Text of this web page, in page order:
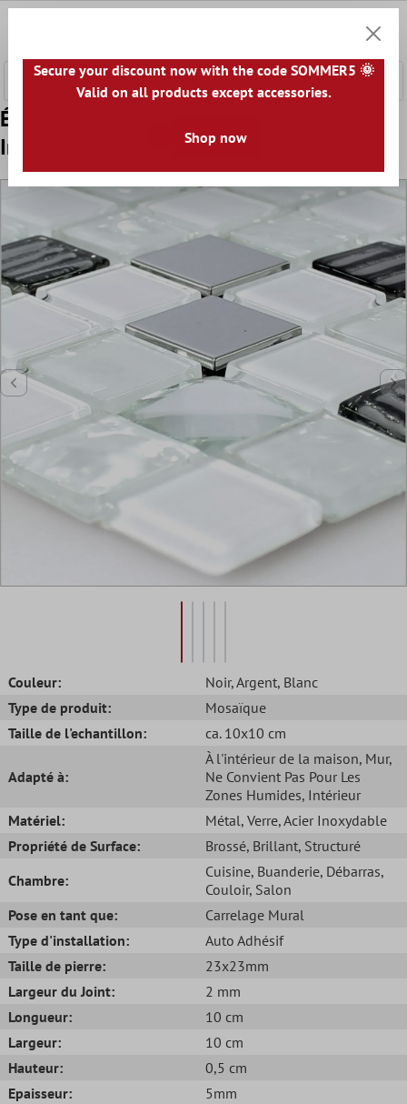
Panier
Échantillon Mosaïque Verre Acier
Inoxydable Auto Adhésif Blanc Argent
Couleur: Noir, Argent, Blanc
Type de produit:
Mosaïque
Taille de l'echantillon:
ca. 10x10 cm
Adapté à:
À l'intérieur de la maison, Mur,
Ne Convient Pas Pour Les
Zones Humides, Intérieur
Matériel:
Métal, Verre, Acier Inoxydable
Propriété de Surface:
Brossé, Brillant, Structuré
Chambre:
Cuisine, Buanderie, Débarras,
Couloir, Salon
Pose en tant que:
Carrelage Mural
Type d'installation:
Auto Adhésif
Taille de pierre:
23x23mm
Largeur du Joint:
2 mm
Longueur:
10 cm
Largeur:
10 cm
Hauteur:
0,5 cm
Epaisseur:
5mm
Secure your discount now with the code SOMMER5 🌞
Valid on all products except accessories.
Shop now